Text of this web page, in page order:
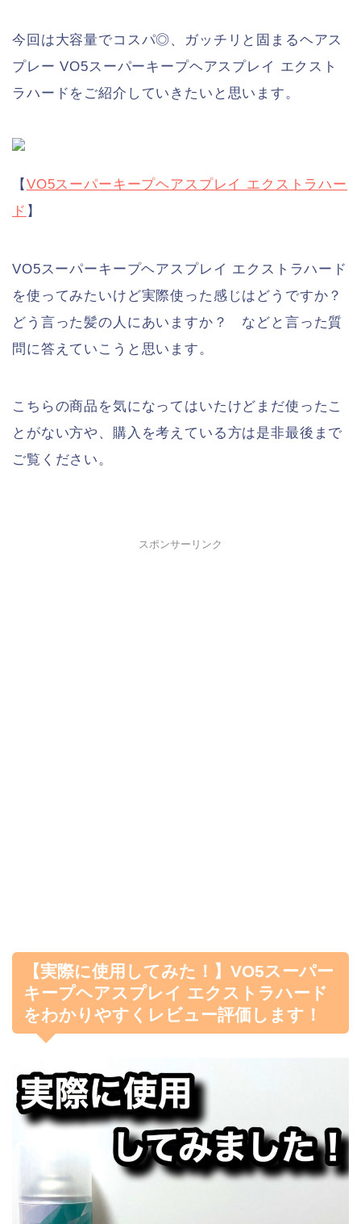
今回は大容量でコスパ◎、ガッチリと固まるヘアス
プレー VO5スーパーキープヘアスプレイ エクスト
ラハードをご紹介していきたいと思います。
【 VO5スーパーキープヘアスプレイ エクストラハー
ド 】
VO5スーパーキープヘアスプレイ エクストラハード
を使ってみたいけど実際使った感じはどうですか？
どう言った髪の人にあいますか？ などと言った質
問に答えていこうと思います。
こちらの商品を気になってはいたけどまだ使ったこ
とがない方や、購入を考えている方は是非最後まで
ご覧ください。
スポンサーリンク
【実際に使用してみた！】VO5スーパー
キープヘアスプレイ エクストラハード
をわかりやすくレビュー評価します！